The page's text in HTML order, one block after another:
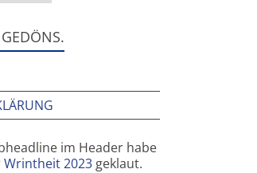
GEDÖNS.
im Header habe
2023 geklaut.